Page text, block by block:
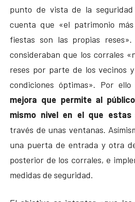
punto de vista de la
cuenta que «el patrimonio
fiestas son las propias
consideraban que los corrales
reses por parte de los vecinos
condiciones óptimas». Por ello
mejora que permite al
mismo nivel en el que estas
través de unas ventanas.
una puerta de entrada y otra
posterior de los corrales, e
medidas de seguridad.